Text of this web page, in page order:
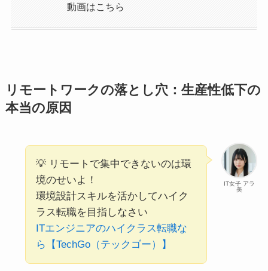
動画はこちら
リモートワークの落とし穴：生産性低下の
本当の原因
IT女子 アラ
美
💡 リモートで集中できないのは環
境のせいよ！
環境設計スキルを活かしてハイク
ラス転職を目指しなさい
ITエンジニアのハイクラス転職な
ら【TechGo（テックゴー）】